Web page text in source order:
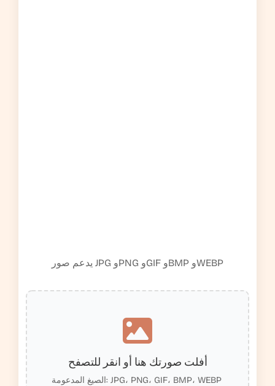
يدعم صور JPG وPNG وGIF وBMP وWEBP
أفلت صورتك هنا أو انقر للتصفح
الصيغ المدعومة: JPG، PNG، GIF، BMP، WEBP